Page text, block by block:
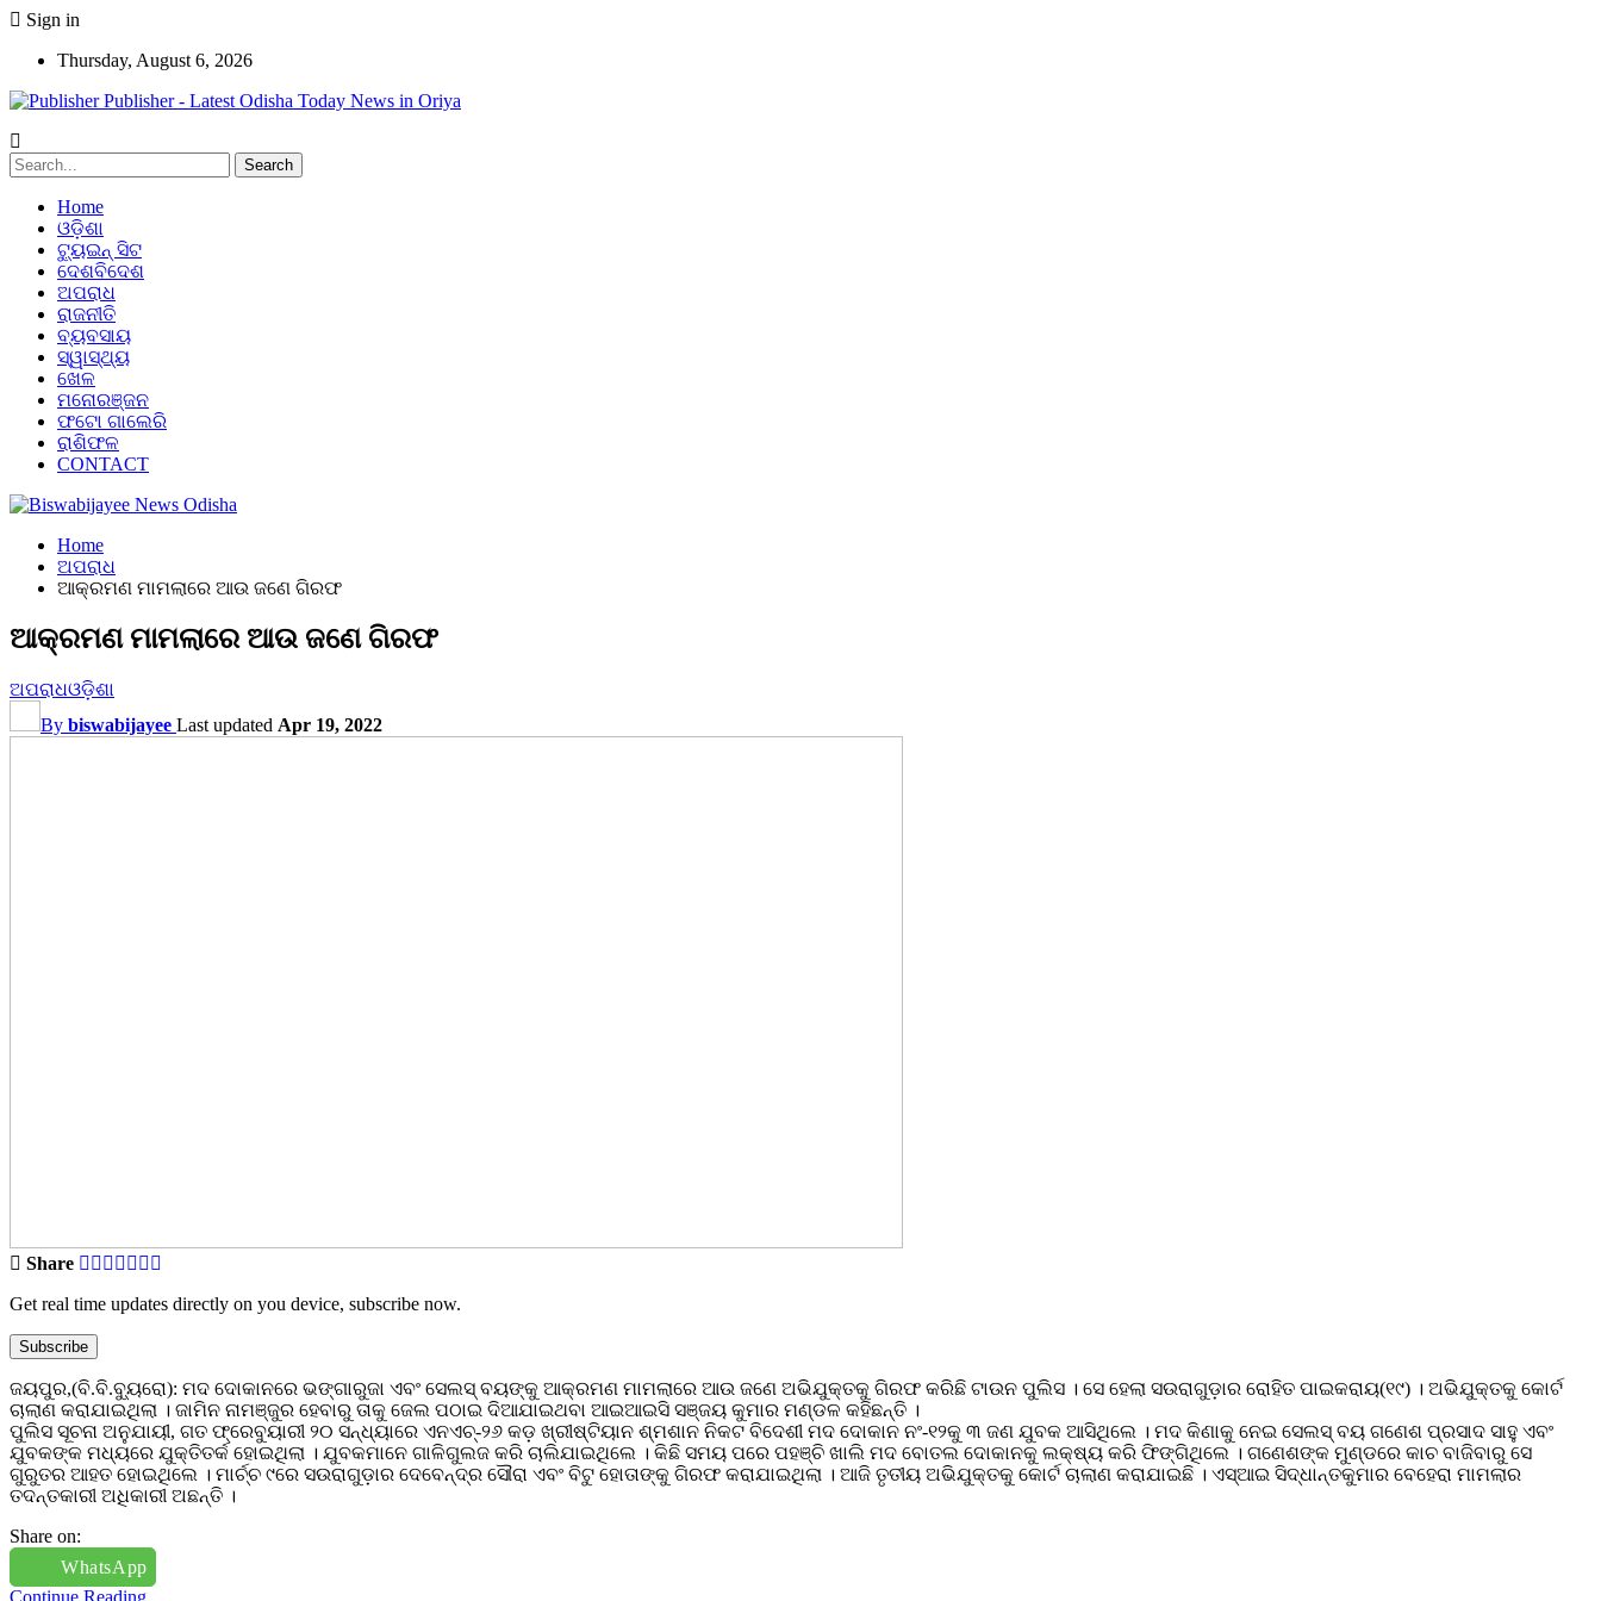
Sign in
Thursday, August 6, 2026
Publisher - Latest Odisha Today News in Oriya
Home
ଓଡ଼ିଶା
ଟ୍ୟୁଇନ୍ ସିଟ
ଦେଶବିଦେଶ
ଅପରାଧ
ରାଜନୀତି
ବ୍ୟବସାୟ
ସ୍ୱାସ୍ଥ୍ୟ
ଖେଳ
ମନୋରଞ୍ଜନ
ଫଟୋ ଗାଲେରି
ରାଶିଫଳ
CONTACT
Home
ଅପରାଧ
ଆକ୍ରମଣ ମାମଲାରେ ଆଉ ଜଣେ ଗିରଫ
ଆକ୍ରମଣ ମାମଲାରେ ଆଉ ଜଣେ ଗିରଫ
ଅପରାଧଓଡ଼ିଶା
By biswabijayee Last updated Apr 19, 2022
Share
Get real time updates directly on you device, subscribe now.
Subscribe
ଜୟପୁର,(ବି.ବି.ବୁ୍ୟରୋ): ମଦ ଦୋକାନରେ ଭଙ୍ଗାରୁଜା ଏବଂ ସେଲସ୍ ବୟଙ୍କୁ ଆକ୍ରମଣ ମାମଲାରେ ଆଉ ଜଣେ ଅଭିଯୁକ୍ତକୁ ଗିରଫ କରିଛି ଟାଉନ ପୁଲିସ । ସେ ହେଲା ସଉରାଗୁଡ଼ାର ରୋହିତ ପାଇକରାୟ(୧୯) । ଅଭିଯୁକ୍ତକୁ କୋର୍ଟ
ଚାଲାଣ କରାଯାଇଥିଲା । ଜାମିନ ନାମଞ୍ଜୁର ହେବାରୁ ତାକୁ ଜେଲ ପଠାଇ ଦିଆଯାଇଥବା ଆଇଆଇସି ସଞ୍ଜୟ କୁମାର ମଣ୍ଡଳ କହିଛନ୍ତି ।
ପୁଲିସ ସୂଚନା ଅନୁଯାୟୀ, ଗତ ଫ୍ରେବୁୟାରୀ ୨୦ ସନ୍ଧ୍ୟାରେ ଏନଏଚ୍-୨୬ କଡ଼ ଖ୍ରୀଷ୍ଟିୟାନ ଶ୍ମଶାନ ନିକଟ ବିଦେଶୀ ମଦ ଦୋକାନ ନଂ-୧୨କୁ ୩ ଜଣ ଯୁବକ ଆସିଥିଲେ । ମଦ କିଣାକୁ ନେଇ ସେଲସ୍ ବୟ ଗଣେଶ ପ୍ରସାଦ ସାହୁ ଏବଂ
ଯୁବକଙ୍କ ମଧ୍ୟରେ ଯୁକ୍ତିତର୍କ ହୋଇଥିଲା । ଯୁବକମାନେ ଗାଳିଗୁଲଜ କରି ଚାଲିଯାଇଥିଲେ । କିଛି ସମୟ ପରେ ପହଞ୍ଚି ଖାଲି ମଦ ବୋତଲ ଦୋକାନକୁ ଲକ୍ଷ୍ୟ କରି ଫିଙ୍ଗିଥିଲେ । ଗଣେଶଙ୍କ ମୁଣ୍ଡରେ କାଚ ବାଜିବାରୁ ସେ
ଗୁରୁତର ଆହତ ହୋଇଥିଲେ । ମାର୍ଚ୍ଚ ୯ରେ ସଉରାଗୁଡ଼ାର ଦେବେନ୍ଦ୍ର ସୌରା ଏବଂ ବିଟୁ ହୋତାଙ୍କୁ ଗିରଫ କରାଯାଇଥିଲା । ଆଜି ତୃତୀୟ ଅଭିଯୁକ୍ତକୁ କୋର୍ଟ ଚାଲାଣ କରାଯାଇଛି । ଏସ୍ଆଇ ସିଦ୍ଧାନ୍ତକୁମାର ବେହେରା ମାମଲାର
ତଦନ୍ତକାରୀ ଅଧିକାରୀ ଅଛନ୍ତି ।
Share on:
WhatsApp
Continue Reading